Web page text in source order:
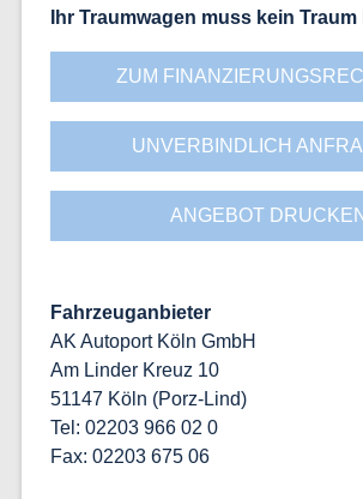
Ihr Traumwagen muss kein
ZUM
UNVERBINDLICH
ANGEBOT DRUCKEN
Fahrzeuganbieter
AK Autoport Köln GmbH
Am Linder Kreuz 10
51147 Köln (Porz-Lind)
Tel: 02203 966 02 0
Fax: 02203 675 06